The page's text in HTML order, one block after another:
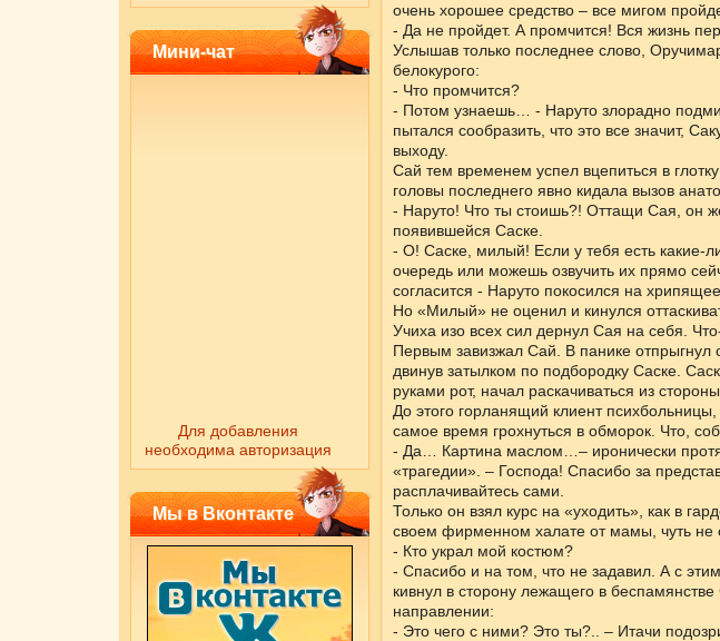
Мини-чат
Для добавления
необходима авторизация
Мы в Вконтакте
очень хорошее средство – все мигом
- Да не пройдет. А промчится! Вся жизнь
Услышав только последнее слово,
белокурого:
- Что промчится?
- Потом узнаешь… - Наруто злорадно
пытался сообразить, что это все значит,
выходу.
Сай тем временем успел вцепиться в
головы последнего явно кидала вызов
- Наруто! Что ты стоишь?! Оттащи Сая, он
появившейся Саске.
- О! Саске, милый! Если у тебя есть какие-
очередь или можешь озвучить их прямо
согласится - Наруто покосился на
Но «Милый» не оценил и кинулся
Учиха изо всех сил дернул Сая на себя.
Первым завизжал Сай. В панике
двинув затылком по подбородку Саске.
руками рот, начал раскачиваться из
До этого горланящий клиент
самое время грохнуться в обморок. Что,
- Да… Картина маслом…– иронически
«трагедии». – Господа! Спасибо за
расплачивайтесь сами.
Только он взял курс на «уходить», как в
своем фирменном халате от мамы, чуть не
- Кто украл мой костюм?
- Спасибо и на том, что не задавил. А с
кивнул в сторону лежащего в
направлении:
- Это чего с ними? Это ты?.. – Итачи